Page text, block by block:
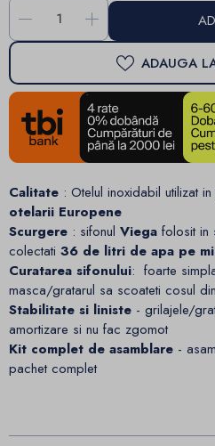
- +
ADAUGA
Calitate : Otelul inoxidabil utilizat
otelarii Europene
Scurgere : sifonul Viega folosit in
colectati 36 de litri de apa pe
Curatarea sifonului: foarte
masca/gratarul sa scoateti cosul
Stabilitate si liniste - grilajele/
amortizare si nu fac zgomot
Kit complet de asamblare -
pachet complet